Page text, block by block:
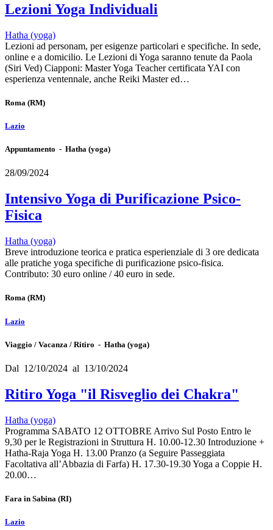
Lezioni Yoga Individuali
Hatha (yoga)
Lezioni ad personam, per esigenze particolari e specifiche. In sede,
online e a domicilio. Le Lezioni di Yoga saranno tenute da Paola
(Siri Ved) Ciapponi: Master Yoga Teacher certificata YAI con
esperienza ventennale, anche Reiki Master ed…
Roma (RM)
Lazio
Appuntamento - Hatha (yoga)
28/09/2024
Intensivo Yoga di Purificazione Psico-
Fisica
Hatha (yoga)
Breve introduzione teorica e pratica esperienziale di 3 ore dedicata
alle pratiche yoga specifiche di purificazione psico-fisica.
Contributo: 30 euro online / 40 euro in sede.
Roma (RM)
Lazio
Viaggio / Vacanza / Ritiro - Hatha (yoga)
Dal 12/10/2024 al 13/10/2024
Ritiro Yoga "il Risveglio dei Chakra"
Hatha (yoga)
Programma SABATO 12 OTTOBRE Arrivo Sul Posto Entro le
9,30 per le Registrazioni in Struttura H. 10.00-12.30 Introduzione +
Hatha-Raja Yoga H. 13.00 Pranzo (a Seguire Passeggiata
Facoltativa all’Abbazia di Farfa) H. 17.30-19.30 Yoga a Coppie H.
20.00…
Fara in Sabina (RI)
Lazio